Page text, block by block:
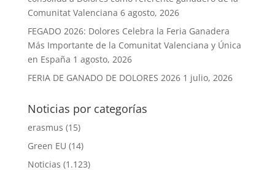
Comunitat Valenciana 6 agosto, 2026
FEGADO 2026: Dolores Celebra la Feria Ganadera
Más Importante de la Comunitat Valenciana y Única
en España 1 agosto, 2026
FERIA DE GANADO DE DOLORES 2026 1 julio, 2026
Noticias por categorías
erasmus (15)
Green EU (14)
Noticias (1.123)